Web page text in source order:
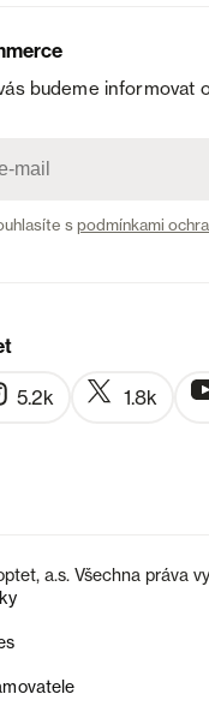
budeme informovat
spodmínkami
5.2k 1.8k
a.s. Všechna práva